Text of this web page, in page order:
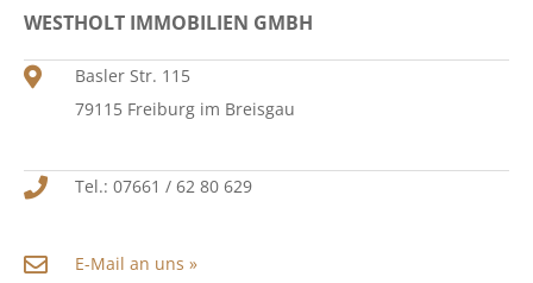
WESTHOLT IMMOBILIEN GMBH
Basler Str. 115
79115 Freiburg im Breisgau
Tel.: 07661 / 62 80 629
E-Mail an uns »